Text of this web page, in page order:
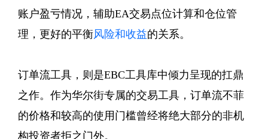
账户盈亏情况，辅助EA交易点位计算和仓位管
理，更好的平衡风险和收益的关系。
订单流工具，则是EBC工具库中倾力呈现的扛鼎
之作。作为华尔街专属的交易工具，订单流不菲
的价格和较高的使用门槛曾经将绝大部分的非机
构投资者拒之门外。